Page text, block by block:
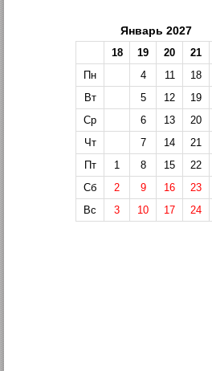
Январь 2027
18 19 20 21
Пн
4 11 18
Вт
5 12 19
Ср
6 13 20
Чт
7 14 21
Пт
1 8 15 22
Сб
2 9 16 23
Вс
3 10 17 24